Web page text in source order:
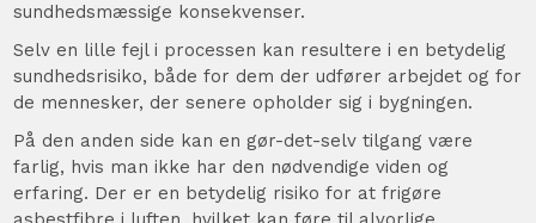
sundhedsmæssige konsekvenser.
Selv en lille fejl i processen kan resultere i en betydelig
sundhedsrisiko, både for dem der udfører arbejdet og for
de mennesker, der senere opholder sig i bygningen.
På den anden side kan en gør-det-selv tilgang være
farlig, hvis man ikke har den nødvendige viden og
erfaring. Der er en betydelig risiko for at frigøre